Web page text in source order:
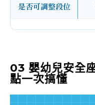
是否可調整段位
03 嬰幼兒安全
點一次搞懂